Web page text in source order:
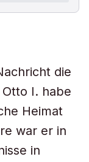
die
Otto I. habe
Heimat
war er in
in